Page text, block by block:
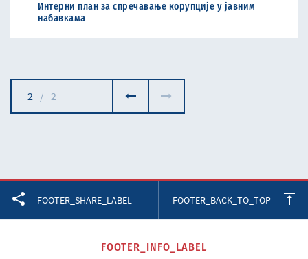
Интерни план за спречавање корупције у јавним
набавкама
2 / 2
FOOTER_SHARE_LABEL FOOTER_BACK_TO_TOP
FOOTER_INFO_LABEL